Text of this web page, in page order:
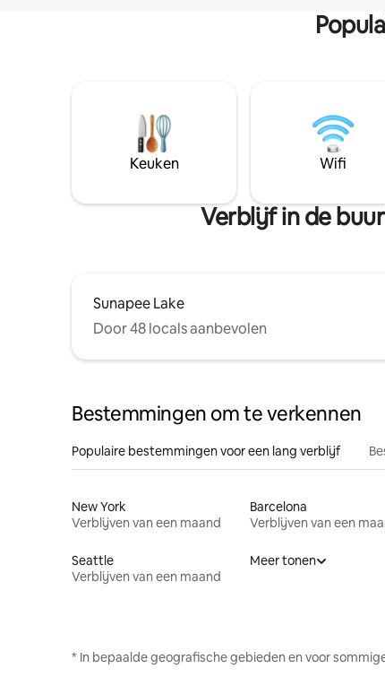
Keuken Wifi
Verblijf in de
Sunapee Lake
Door 48 locals aanbevolen
Bestemmingen om te verkennen
Populaire bestemmingen voor een lang verblijf
New York
Verblijven van een maand
Barcelona
Verblijven van een
Seattle
Verblijven van een maand
Meer tonen
* In bepaalde geografische gebieden en voor